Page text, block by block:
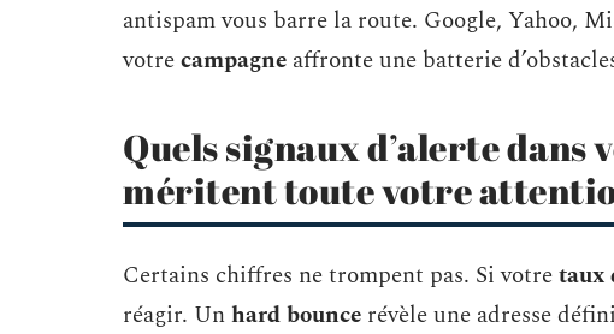
antispam vous barre la route. Google, Yahoo,
votrecampagne affronte une batterie
Quels signaux d’alerte dans
méritent toute votre
Certains chiffres ne trompent pas. Si votretaux
réagir. Unhard bounce révèle une adresse